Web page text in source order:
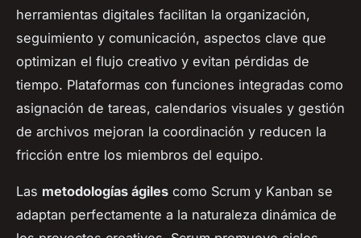
herramientas digitales facilitan la organización,
seguimiento y comunicación, aspectos clave que
optimizan el flujo creativo y evitan pérdidas de
tiempo. Plataformas con funciones integradas como
asignación de tareas, calendarios visuales y gestión
de archivos mejoran la coordinación y reducen la
fricción entre los miembros del equipo.
Las metodologías ágiles como Scrum y Kanban se
adaptan perfectamente a la naturaleza dinámica de